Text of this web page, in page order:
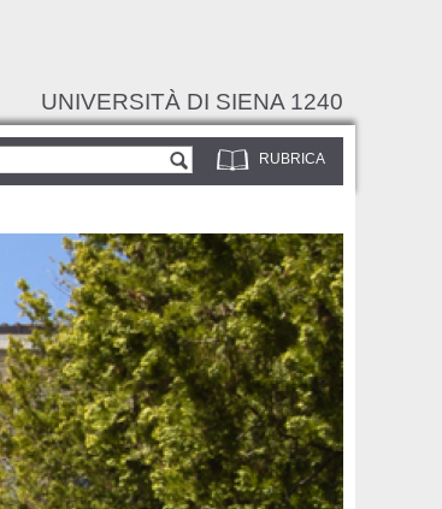
UNIVERSITÀ DI SIENA 1240
RUBRICA
Form di ricerca